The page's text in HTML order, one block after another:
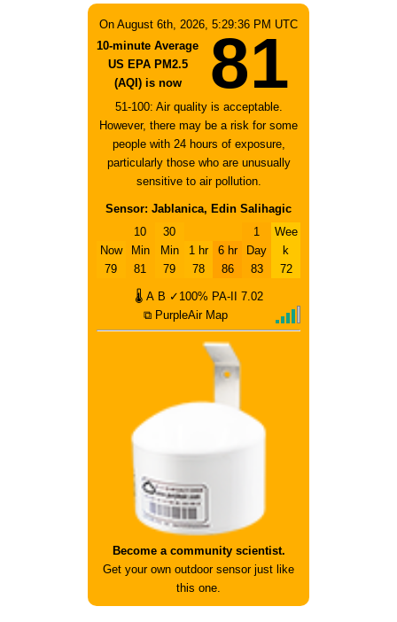
On August 6th, 2026, 5:29:36 PM UTC
10-minute Average
US EPA PM2.5
(AQI) is now
81
51-100: Air quality is acceptable.
However, there may be a risk for some
people with 24 hours of exposure,
particularly those who are unusually
sensitive to air pollution.
Sensor: Jablanica, Edin Salihagic
Now
79
10
Min
81
30
Min
79
1 hr
78
6 hr
86
1
Day
83
Wee
k
72
🌡 A B ✓100% PA-II
7.02
⧉ PurpleAir Map
Become a community scientist.
Get your own outdoor sensor just like
this one.